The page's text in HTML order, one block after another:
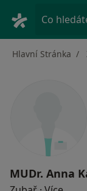
Co
Hlavní Stránka
MUDr. Anna